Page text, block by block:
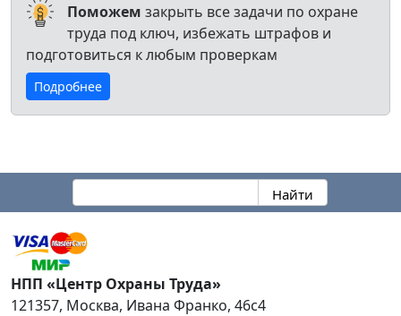
Поможем закрыть все задачи по охране
труда под ключ, избежать штрафов и
подготовиться к любым проверкам
Подробнее
НПП «Центр Охраны Труда»
121357, Москва, Ивана Франко, 46с4